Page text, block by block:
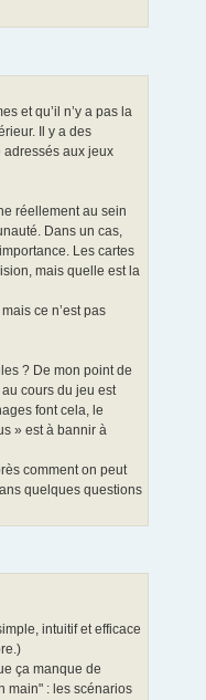
et qu’il n’y a pas la
Il y a des
adressés aux jeux
réellement au sein
Dans un cas,
Les cartes
mais quelle est la
ce n’est pas
? De mon point de
cours du jeu est
font cela, le
» est à bannir à
comment on peut
quelques questions
intuitif et efficace
ça manque de
main" : les scénarios